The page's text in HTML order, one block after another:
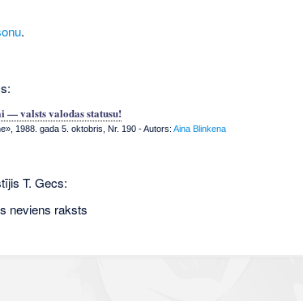
.
— valsts valodas statusu!
1988. gada 5. oktobris, Nr. 190- Autors: Aina Blinkena
T. Gecs:
neviens raksts